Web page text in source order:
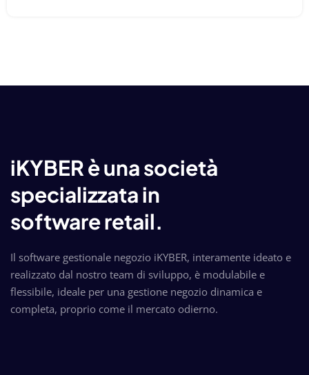
iKYBER è una società
specializzata in
software retail.
Il software gestionale negozio iKYBER, interamente ideato e
realizzato dal nostro team di sviluppo, è modulabile e
flessibile, ideale per una gestione negozio dinamica e
completa, proprio come il mercato odierno.